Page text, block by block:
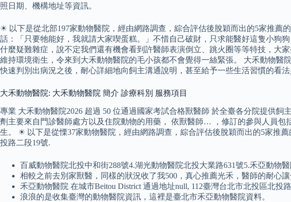
照日期、機構地址等資訊。
☀ 以下是從北部197家動物醫院，經由網路調查，綜合評估後脫穎而出的5家推薦
話：「只要牠能好，我就請大家喫蛋糕。」不惜自己破財，只求能醫好這隻小狗
什麼疑難雜症，說不定我們還有機會看到許醫師表演倒立、跳火圈等等特技，大
維持環境衛生，令來到大禾動物醫院的毛小孩都不會覺得一絲緊張。 大禾動物
快速判別出病況之後，耐心詳細地向飼主溝通說明，甚至給予一些生活習慣的看
大禾動物醫院: 大禾動物醫院 簡介 診療科別 服務項目
專業 大禾動物醫院2026 超過 50 位通過國家考試合格獸醫師 於全臺各分院提供
劑主要來自門診醫師處方以及住院動物的用藥， 依獸醫師… ，修訂的參與人員
生。 ☀ 以下是從慄37家動物醫院，經由網路調查，綜合評估後脫穎而出的5家推
投路二段19號.
百威動物醫院北投中和街288號4.湖光動物醫院北投大業路631號5.禾亞動物
相較之前去別家獸醫，同樣的狀況收了我500，真心推薦光禾，醫師的耐心讓
禾亞動物醫院 在城市Beitou District 通過地址null, 112臺灣台北市北投區北投
浪浪的是收集臺灣的動物醫院資訊，這裡是臺北市禾亞動物醫院資料。